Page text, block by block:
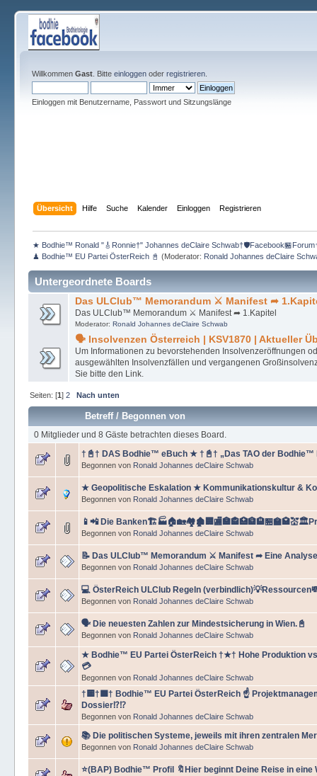
Willkommen Gast. Bitte einloggenoder registrieren.
Einloggen mit Benutzername, Passwort und Sitzungslänge
Übersicht Hilfe Suche Kalender Einloggen Registrieren
★ Bodhie™ Ronald "🎸Ronnie†" Johannes deClaire
♟ Bodhie™ EU Partei ÖsterReich 📓 (Moderator: Ronald Johannes deClaire
Untergeordnete Boards
Das ULClub™ Memorandum ⚔ Manifest ➦
Das ULClub™ Memorandum ⚔ Manifest ➦ 1.Kapitel
Moderator:Ronald Johannes deClaire Schwab
🗣 Insolvenzen Österreich | KSV1870 | Aktueller
Um Informationen zu bevorstehenden Insolvenzeröffnungen
ausgewählten Insolvenzfällen und vergangenen
Sie bitte den Link.
Seiten: [1] 2 Nach unten
Betreff/ Begonnen von
0 Mitglieder und 8 Gäste betrachten dieses Board.
†📓† DAS Bodhie™ eBuch ★ †📓† „Das TAO der
Begonnen von Ronald Johannes deClaire Schwab
★ Geopolitische Eskalation ★ Kommunikationskultur &
Begonnen von Ronald Johannes deClaire Schwab
📱📲 Die
Begonnen von Ronald Johannes deClaire Schwab
📝 Das ULClub™ Memorandum ⚔ Manifest ➦ Eine
Begonnen von Ronald Johannes deClaire Schwab
💻 ÖsterReich ULClub Regeln
Begonnen von Ronald Johannes deClaire Schwab
🗣 Die neuesten Zahlen zur Mindestsicherung in Wien.📓
Begonnen von Ronald Johannes deClaire Schwab
★ Bodhie™ EU Partei ÖsterReich †★† Hohe Produktion
💳
Begonnen von Ronald Johannes deClaire Schwab
†🟨†🟪† Bodhie™ EU Partei ÖsterReich ☝
Dossier⁉⁉️
Begonnen von Ronald Johannes deClaire Schwab
📚 Die politischen Systeme, jeweils mit ihren zentralen
Begonnen von Ronald Johannes deClaire Schwab
⭐️(BAP) Bodhie™ Profil 🔖Hier beginnt Deine Reise in eine